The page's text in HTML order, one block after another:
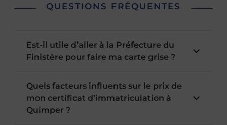
QUESTIONS FRÉQUENTES
Est-il utile d’aller à la Préfecture du
Finistère pour faire ma carte grise ?
Quels facteurs influents sur le prix de
mon certificat d’immatriculation à
Quimper ?